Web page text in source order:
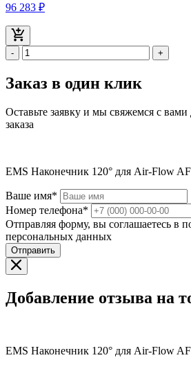
96 283 ₽
- +
Заказ в один клик
Оставьте заявку и мы свяжемся с вами
заказа
EMS Наконечник 120° для Air-Flow
Ваше имя*
Номер телефона*
Отправляя форму, вы соглашаетесь в
персональных данных
Отправить
Добавление отзыва на
EMS Наконечник 120° для Air-Flow